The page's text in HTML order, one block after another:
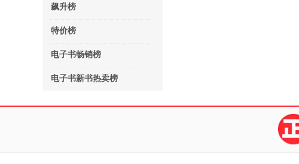
飙升榜
特价榜
电子书畅销榜
电子书新书热卖榜